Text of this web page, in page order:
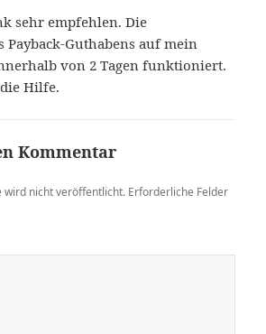
sehr empfehlen. Die
Payback-Guthabens auf mein
von 2 Tagen funktioniert.
Hilfe.
Kommentar
wird nicht veröffentlicht. Erforderliche Felder